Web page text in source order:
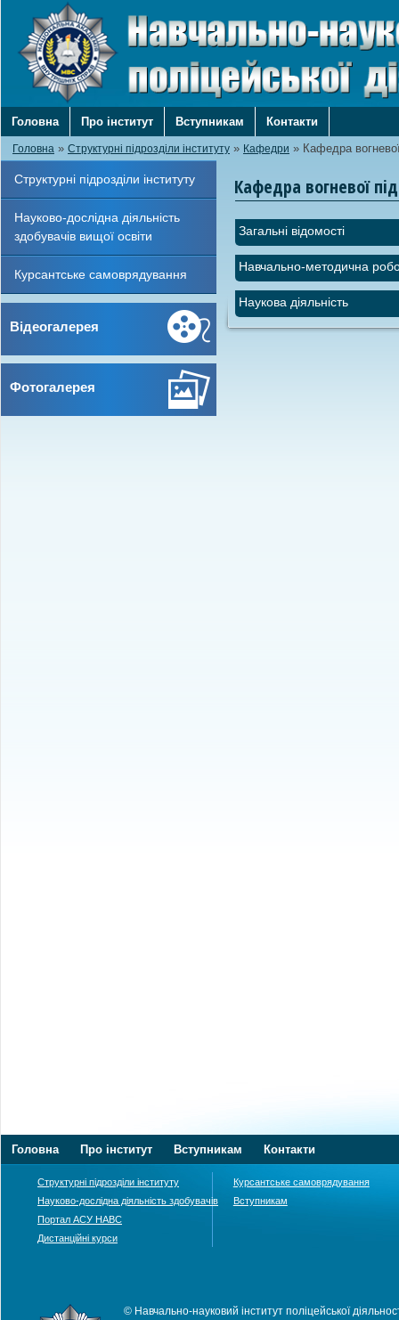
Головна Про інститут Вступникам Контакти
Головна » Структурні підрозділи інституту » Кафедри » Кафедра
Структурні підрозділи інституту
Науково-дослідна діяльність
здобувачів вищої освіти
Курсантське самоврядування
Відеогалерея
Фотогалерея
Кафедра вогневої
Загальні відомості
Навчально-методична
Наукова діяльність
Головна Про інститут Вступникам Контакти
Структурні підрозділи інституту
Науково-дослідна діяльність здобувачів
Портал АСУ НАВС
Дистанційні курси
Курсантське самоврядування
Вступникам
© Навчально-науковий інститут поліцейської